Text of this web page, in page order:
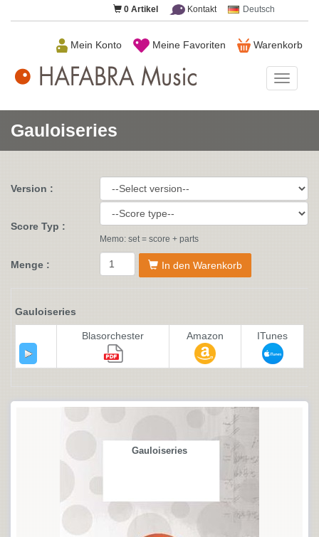
0 Artikel Kontakt Deutsch
Warenkorb
Meine Favoriten
Mein Konto
Music
Gauloiseries
Version :
Score Typ :
Memo: set = score + parts
Menge : In den Warenkorb
Gauloiseries
Blasorchester Amazon ITunes
Gauloiseries